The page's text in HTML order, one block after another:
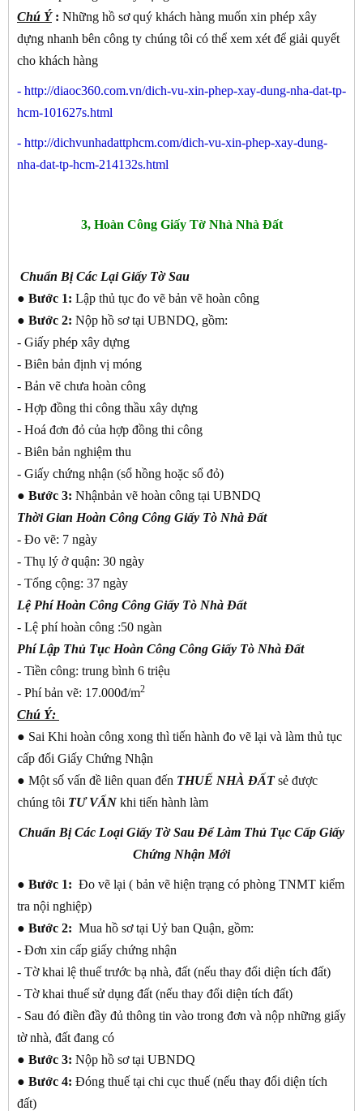
Chú Ý : Những hồ sơ quý khách hàng muốn xin phép xây
dựng nhanh bên công ty chúng tôi có thể xem xét để giải quyết
cho khách hàng
- http://diaoc360.com.vn/dich-vu-xin-phep-xay-dung-nha-dat-tp-
hcm-101627s.html
- http://dichvunhadattphcm.com/dich-vu-xin-phep-xay-dung-
nha-dat-tp-hcm-214132s.html
3, Hoàn Công Giấy Tờ Nhà Nhà Đất
Chuẩn Bị Các Lại Giấy Tờ Sau
● Bước 1: Lập thủ tục đo vẽ bản vẽ hoàn công
● Bước 2: Nộp hồ sơ tại UBNDQ, gồm:
- Giấy phép xây dựng
- Biên bản định vị móng
- Bản vẽ chưa hoàn công
- Hợp đồng thi công thầu xây dựng
- Hoá đơn đỏ của hợp đồng thi công
- Biên bản nghiệm thu
- Giấy chứng nhận (sổ hồng hoặc sổ đỏ)
● Bước 3: Nhậnbản vẽ hoàn công tại UBNDQ
Thời Gian Hoàn Công Công Giấy Tò Nhà Đất
- Đo vẽ: 7 ngày
- Thụ lý ở quận: 30 ngày
- Tổng cộng: 37 ngày
Lệ Phí Hoàn Công Công Giấy Tò Nhà Đất
- Lệ phí hoàn công :50 ngàn
Phí Lập Thủ Tục Hoàn Công Công Giấy Tò Nhà Đất
- Tiền công: trung bình 6 triệu
- Phí bản vẽ: 17.000đ/m2
Chú Ý:
● Sai Khi hoàn công xong thì tiến hành đo vẽ lại và làm thủ tục
cấp đổi Giấy Chứng Nhận
● Một số vấn đề liên quan đến THUẾ NHÀ ĐẤTsẻ được
chúng tôi TƯ VẤN khi tiến hành làm
Chuẩn Bị Các Loại Giấy Tờ Sau Để Làm Thủ Tục Cấp Giấy
Chứng Nhận Mới
● Bước 1: Đo vẽ lại ( bản vẽ hiện trạng có phòng TNMT kiểm
tra nội nghiệp)
● Bước 2: Mua hồ sơ tại Uỷ ban Quận, gồm:
- Đơn xin cấp giấy chứng nhận
- Tờ khai lệ thuế trước bạ nhà, đất (nếu thay đổi diện tích đất)
- Tờ khai thuế sử dụng đất (nếu thay đổi diện tích đất)
- Sau đó điền đầy đủ thông tin vào trong đơn và nộp những giấy
tờ nhà, đất đang có
● Bước 3: Nộp hồ sơ tại UBNDQ
● Bước 4: Đóng thuế tại chi cục thuế (nếu thay đổi diện tích
đất)